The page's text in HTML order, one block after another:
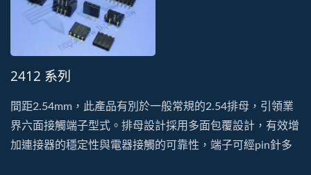
2412 系列
間距2.54mm，此產品有別於一般常規的2.54排母，引領業
界六面接觸端子型式。排母設計採用多面包覆設計，有效增
加連接器的穩定性與電器接觸的可靠性，端子可經pin針多